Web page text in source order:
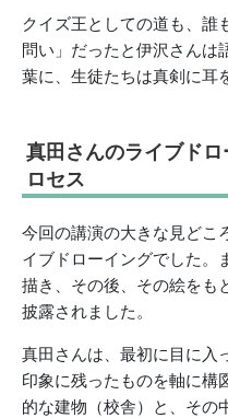
クイズ王としての道も、誰
問い」だったと伊沢さんは
葉に、生徒たちは真剣に耳
真田さんのライブド
ロセス
今回の講演の大きな見どこ
イブドローイングでした。
描き、その後、その絵をも
披露されました。
真田さんは、最初に目に入
印象に残ったものを軸に構
的な建物（校舎）と、その